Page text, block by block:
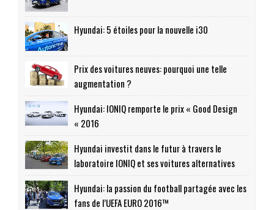
Hyundai: 5 étoiles pour la nouvelle i30
Prix des voitures neuves: pourquoi une telle
augmentation ?
Hyundai: IONIQ remporte le prix « Good Design
« 2016
Hyundai investit dans le futur à travers le
laboratoire IONIQ et ses voitures alternatives
Hyundai: la passion du football partagée avec les
fans de l’UEFA EURO 2016™